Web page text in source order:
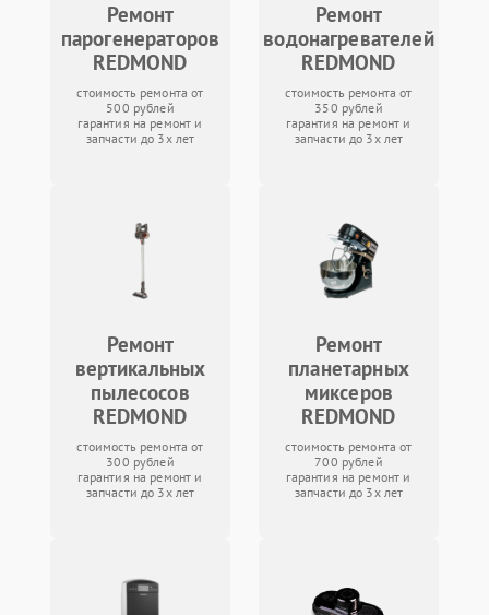
Ремонт
парогенераторов
REDMOND
стоимость ремонта от
500 рублей
гарантия на ремонт и
запчасти до 3х лет
Ремонт
водонагревателей
REDMOND
стоимость ремонта от
350 рублей
гарантия на ремонт и
запчасти до 3х лет
Ремонт
вертикальных
пылесосов
REDMOND
стоимость ремонта от
300 рублей
гарантия на ремонт и
запчасти до 3х лет
Ремонт
планетарных
миксеров
REDMOND
стоимость ремонта от
700 рублей
гарантия на ремонт и
запчасти до 3х лет